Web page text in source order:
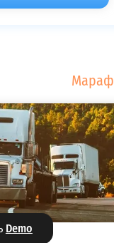
Demo